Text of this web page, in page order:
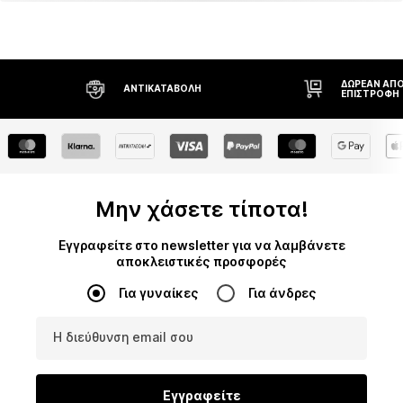
ΑΝΤΙΚΑΤΑΒΟΛΉ
ΔΩΡΕΆΝ
ΕΠΙΣΤΡΟΦΉ
Μην χάσετε τίποτα!
Εγγραφείτε στο newsletter για να λαμβάνετε
αποκλειστικές προσφορές
Για γυναίκες Για άνδρες
Η διεύθυνση email σου
Εγγραφείτε